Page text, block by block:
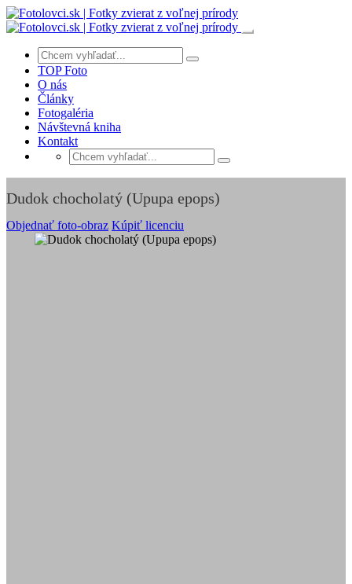
TOP Foto
O nás
Články
Fotogaléria
Návštevná kniha
Kontakt
Dudok chocholatý (Upupa epops)
Objednať foto-obraz Kúpiť licenciu